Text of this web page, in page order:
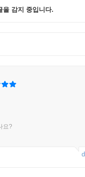
을 감지 중입니다.
요?